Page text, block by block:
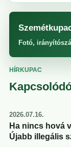
Fotó,
HÍRKUPAC
2026.07.16.
Ha nincs hová
Újabb illegális